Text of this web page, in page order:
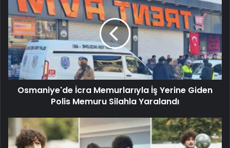
Osmaniye'de İcra Memurlarıyla İş Yerine Giden
Polis Memuru Silahla Yaralandı